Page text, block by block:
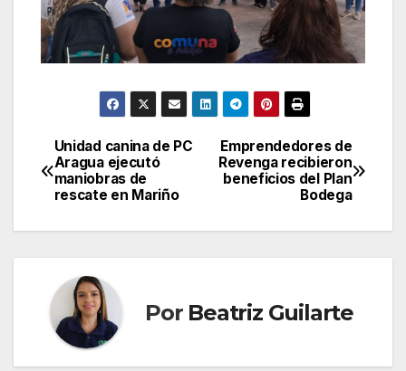
Navegación
de
entradas
Emprendedores de
Revenga recibieron
beneficios del Plan
Bodega
Unidad canina de PC
Aragua ejecutó
maniobras de
rescate en Mariño
Por Beatriz Guilarte